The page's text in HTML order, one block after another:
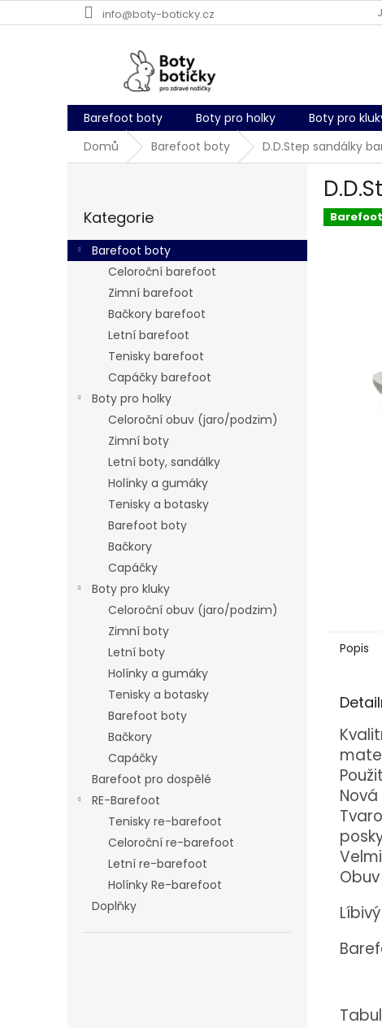
na
info@boty-boticky.cz
Barefoot boty Boty pro holky Boty pro
Domů
Barefoot boty D.D.Step sandálky
r
a
kategorie
Kategorie
Barefoot boty
Celoroční barefoot
Zimní barefoot
Bačkory barefoot
Letní barefoot
Tenisky barefoot
Capáčky barefoot
Boty pro holky
Celoroční obuv (jaro/podzim)
Zimní boty
Letní boty, sandálky
Holínky a gumáky
Tenisky a botasky
Barefoot boty
Bačkory
Capáčky
Boty pro kluky
Celoroční obuv (jaro/podzim)
Zimní boty
Letní boty
Holínky a gumáky
Tenisky a botasky
Barefoot boty
Bačkory
Capáčky
Barefoot pro dospělé
RE-Barefoot
Tenisky re-barefoot
Celoroční re-barefoot
Letní re-barefoot
Holínky Re-barefoot
Doplňky
Barefoot
Popis